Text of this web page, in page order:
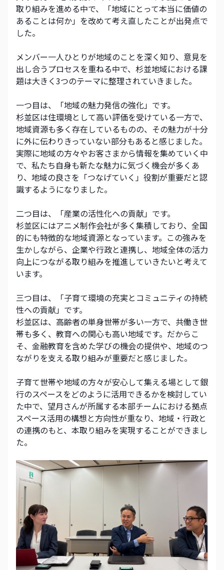
取り組みを進める中で、「地域にとって本当に価値の
あることは何か」を改めて考え直したことが出発点で
した。
メンバー一人ひとりが地域のことを深く知り、意見を
出し合うプロセスを重ねる中で、杉並地域における課
題は大きく3つのテーマに整理されていきました。
一つ目は、「地域の魅力発信の強化」です。
杉並区は住環境として高い評価を受けている一方で、
地域資源も多く存在しているものの、その魅力が十分
に外に伝わりきっていない部分もあると感じました。
実際に地域の方々やお客さまから情報を集めていく中
で、私たち自身も新たな魅力に気づく機会が多くあ
り、地域の良さを「つなげていく」役割が重要だと認
識するようになりました。
二つ目は、「産業の活性化への貢献」です。
杉並区にはアニメ制作会社が多く集積しており、全国
的にも特徴的な地域資源となっています。この強みを
生かしながら、企業や行政と連携し、地域全体の活力
向上につながる取り組みを推進していきたいと考えて
います。
三つ目は、「子育て環境の充実とコミュニティの持続
性への貢献」です。
杉並区は、高齢者の単身世帯が多い一方で、共働き世
帯も多く、教育への関心も高い地域です。だからこ
そ、金融教育を含めた学びの機会の提供や、地域のつ
ながりを支える取り組みが重要だと感じました。
子育て世帯や地域の方々が安心して集える場として銀
行のスペースをどのように活用できるかを検討してい
た中で、望月さんが所属する本部チームにおける拠点
スペース活用の構想と方向性が重なり、地域・行政と
の連携のもと、本取り組みを実現することができまし
た。